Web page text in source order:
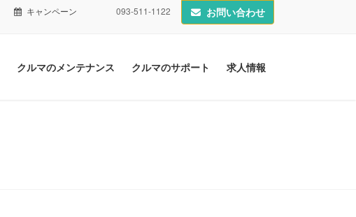
キャンペーン 093-511-1122 お問い合わせ
クルマのメンテナンス クルマのサポート 求人情報